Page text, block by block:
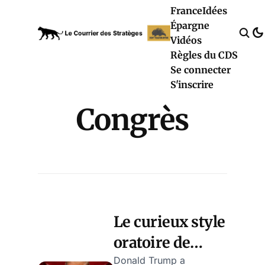
FranceIdées
Épargne
Vidéos
Règles du CDS
Se connecter
S'inscrire
Congrès
Le curieux style
oratoire de
Donald Trump a